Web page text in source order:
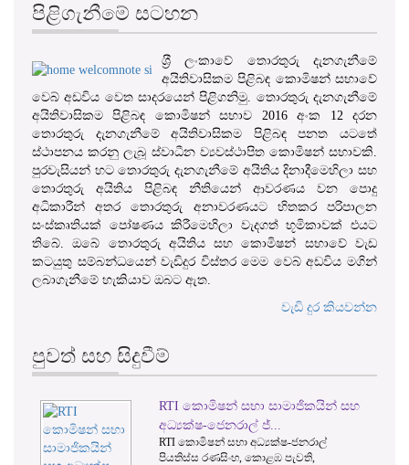
පිළිගැනීමේ සටහන
ශ‍්‍රී ලංකාවේ තොරතුරු දැනගැනීමේ
අයිතිවාසිකම පිළිබඳ කොමිෂන් සභාවේ
වෙබ් අඩවිය වෙත සාදරයෙන් පිළිගනිමු. තොරතුරු දැනගැනීමේ
අයිතිවාසිකම පිළිබඳ කොමිෂන් සභාව 2016 අංක 12 දරන
තොරතුරු දැනගැනීමේ අයිතිවාසිකම පිළිබඳ පනත යටතේ
ස්ථාපනය කරනු ලැබූ ස්වාධීන ව්‍යවස්ථාපිත කොමිෂන් සභාවකි.
පුරවැසියන් හට තොරතුරු දැනගැනීමේ අයිතිය දිනාදීමෙහිලා සහ
තොරතුරු අයිතිය පිළිබඳ නීතියෙන් ආවරණය වන පොදු
අධිකාරීන් අතර තොරතුරු අනාවරණයට හිතකර පරිපාලන
සංස්කෘතියක් පෝෂණය කිරීමෙහිලා වැදගත් භූමිකාවක් එයට
තිබේ. ඔබේ තොරතුරු අයිතිය සහ කොමිෂන් සභාවේ වැඩ
කටයුතු සම්බන්ධයෙන් වැඩිදුර විස්තර මෙම වෙබ් අඩවිය මගින්
ලබාගැනීමේ හැකියාව ඔබට ඇත.
වැඩි දුර කියවන්න
පුවත් සහ සිදුවීම්
1 2
වාර්තා කළමනාකරණය සහ 07 වන
වගන්තිය ට අදාළ කොමිෂන් ස...
වාර්තා කළමනාකරණය සහ 07 වන
වගන්තිය ට අදාළ කොමිෂන් සභාවේ